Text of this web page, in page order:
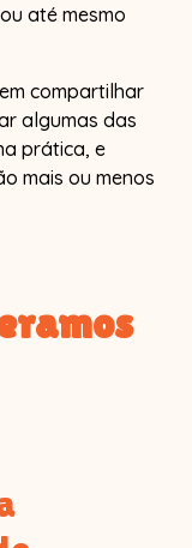
até mesmo
compartilhar
algumas das
prática, e
mais ou menos